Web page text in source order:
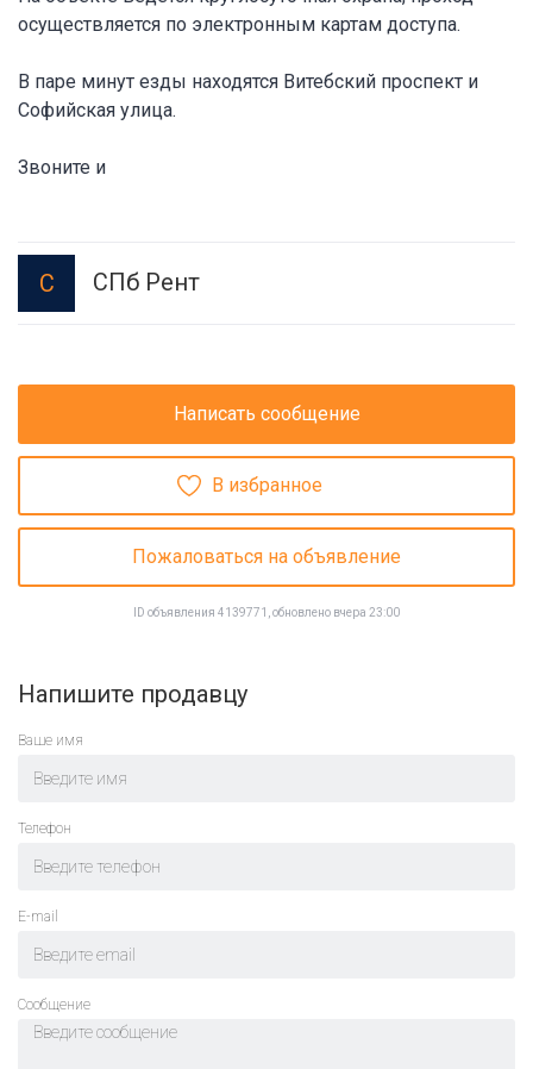
осуществляется по электронным картам доступа.
В паре минут езды находятся Витебский проспект и
Софийская улица.
Звоните и
С СПб Рент
Написать сообщение
В избранное
Пожаловаться на объявление
ID объявления 4139771, обновлено вчера 23:00
Напишите продавцу
Ваше имя
Телефон
E-mail
Cообщение